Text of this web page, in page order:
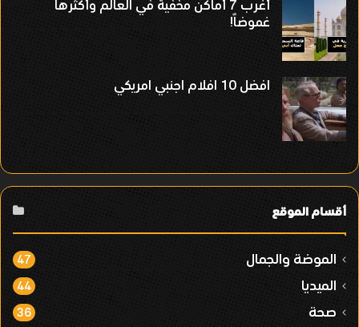
أغرب 7 أماكن مخفية في العالم وأكثرها
غموضاً!
افضل 10 افلام اجنبي امريكي
أقسام الموقع
الموضة والجمال 47
الميديا 44
صحة 36